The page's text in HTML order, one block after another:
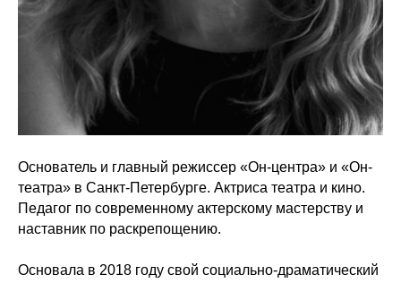
Основатель и главный режиссер «Он-центра» и «Он-
театра» в Санкт-Петербурге. Актриса театра и кино.
Педагог по современному актерскому мастерству и
наставник по раскрепощению.
Основала в 2018 году свой социально-драматический